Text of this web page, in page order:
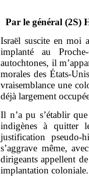
Par le général (2S)
Israël suscite en moi
implanté au
autochtones, il
morales des États-
vraisemblance une
déjà largement
Il n’a pu s’établir
indigènes à quitter
justification pseudo-
s’aggrave même,
dirigeants appellent
implantation coloniale.